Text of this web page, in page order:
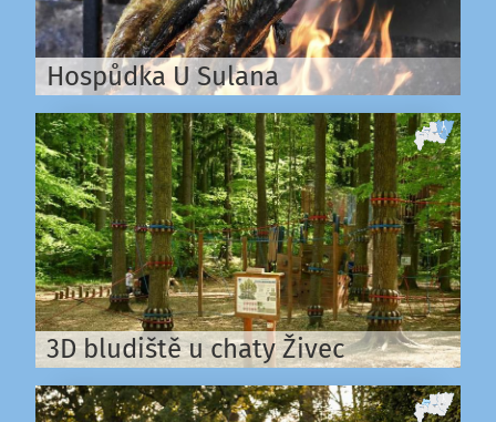
Hospůdka U Sulana
3D bludiště u chaty Živec